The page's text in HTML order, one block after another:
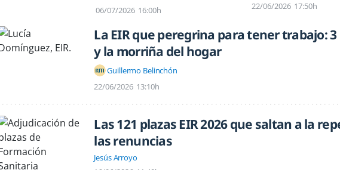
06/07/2026 16:00h
22/06/2026 17:50h
La EIR que peregrina para tener trabajo:
y la morriña del hogar
Guillermo Belinchón
22/06/2026 13:10h
Las 121 plazas EIR 2026 que saltan a la
las renuncias
Jesús Arroyo